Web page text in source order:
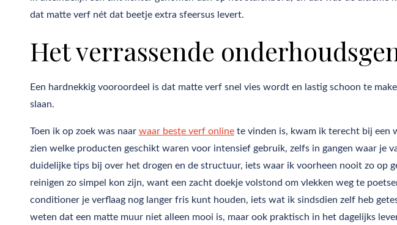
dat matte verf nét dat beetje extra sfeersus levert.
Het verrassende
Een hardnekkig vooroordeel is dat matte verf snel vies wordt en lastig schoon te
slaan.
Toen ik op zoek was naar waar beste verf onlinete vinden is, kwam ik terecht bij een
zien welke producten geschikt waren voor intensief gebruik, zelfs in gangen waar je
duidelijke tips bij over het drogen en de structuur, iets waar ik voorheen nooit zo op
reinigen zo simpel kon zijn, want een zacht doekje volstond om vlekken weg te
conditioner je verflaag nog langer fris kunt houden, iets wat ik sindsdien zelf heb
weten dat een matte muur niet alleen mooi is, maar ook praktisch in het dagelijks